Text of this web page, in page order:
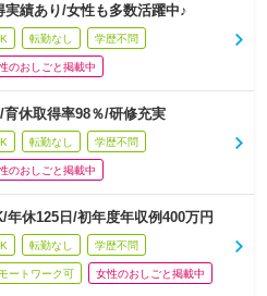
績あり/女性も多数活躍中♪
転勤なし 学歴不問
のおしごと掲載中
休取得率98％/研修充実
転勤なし 学歴不問
のおしごと掲載中
休125日/初年度年収例400万円
転勤なし 学歴不問
ートワーク可 女性のおしごと掲載中